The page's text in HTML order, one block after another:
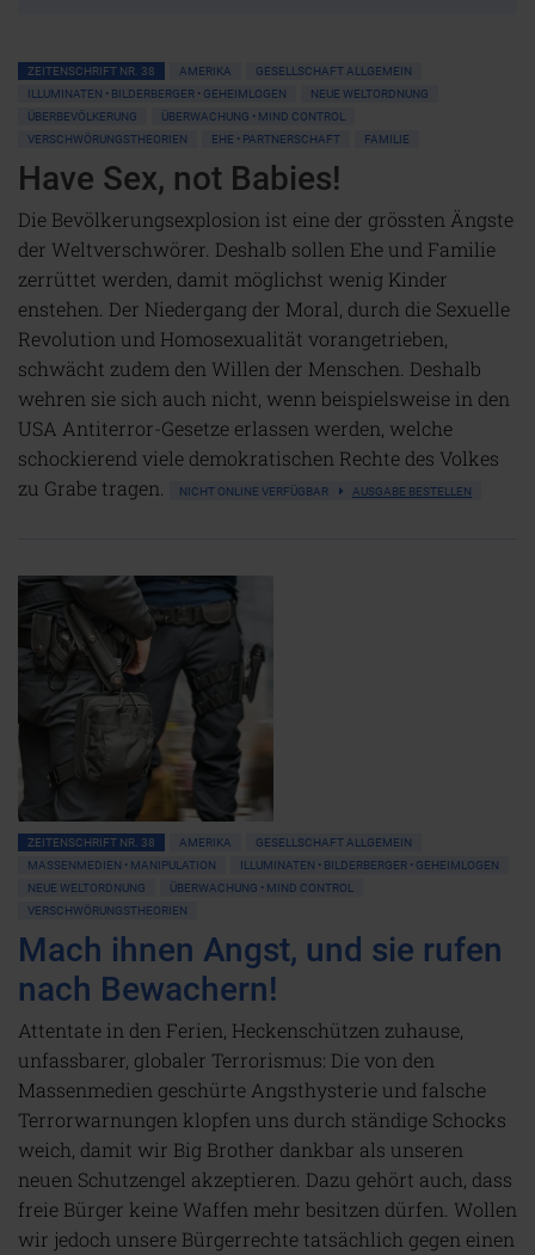
ZEITENSCHRIFT NR. 38 AMERIKA
GESELLSCHAFT ALLGEMEIN
ILLUMINATEN • BILDERBERGER • GEHEIMLOGEN
NEUE WELTORDNUNG
ÜBERBEVÖLKERUNG
ÜBERWACHUNG • MIND CONTROL
VERSCHWÖRUNGSTHEORIEN
EHE • PARTNERSCHAFT FAMILIE
Have Sex, not Babies!
Die Bevölkerungsexplosion ist eine der grössten Ängste
der Weltverschwörer. Deshalb sollen Ehe und Familie
zerrüttet werden, damit möglichst wenig Kinder
enstehen. Der Niedergang der Moral, durch die Sexuelle
Revolution und Homosexualität vorangetrieben,
schwächt zudem den Willen der Menschen. Deshalb
wehren sie sich auch nicht, wenn beispielsweise in den
USA Antiterror-Gesetze erlassen werden, welche
schockierend viele demokratischen Rechte des Volkes
zu Grabe tragen.
NICHT ONLINE VERFÜGBAR AUSGABE BESTELLEN
ZEITENSCHRIFT NR. 38 AMERIKA
GESELLSCHAFT ALLGEMEIN
MASSENMEDIEN • MANIPULATION
ILLUMINATEN • BILDERBERGER • GEHEIMLOGEN
NEUE WELTORDNUNG
ÜBERWACHUNG • MIND CONTROL
VERSCHWÖRUNGSTHEORIEN
Mach ihnen Angst, und sie rufen
nach Bewachern!
Attentate in den Ferien, Heckenschützen zuhause,
unfassbarer, globaler Terrorismus: Die von den
Massenmedien geschürte Angsthysterie und falsche
Terrorwarnungen klopfen uns durch ständige Schocks
weich, damit wir Big Brother dankbar als unseren
neuen Schutzengel akzeptieren. Dazu gehört auch, dass
freie Bürger keine Waffen mehr besitzen dürfen. Wollen
wir jedoch unsere Bürgerrechte tatsächlich gegen einen